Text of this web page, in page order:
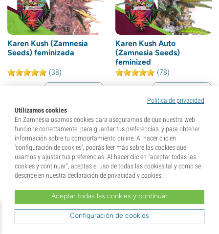
Karen Kush (Zamnesia
Seeds) feminizada
(38)
25,99€
+26 de Gift Points adicionales
Karen Kush Auto
(Zamnesia Seeds)
feminized
(78)
25,99€
+26 de Gift Points adicionales
- 40%
Política de privacidad
Utilizamos cookies
En Zamnesia usamos cookies para asegurarnos de que nuestra web
funcione correctamente, para guardar tus preferencias, y para obtener
información sobre tu comportamiento online. Al hacer clic en
'configuración de cookies', podrás leer más sobre las cookies que
usamos y ajustar tus preferencias. Al hacer clic en "aceptar todas las
cookies y continuar", aceptas el uso de todas las cookies tal y como se
describe en nuestra declaración de privacidad y cookies.
Aceptar todas las cookies y continuar
Configuración de cookies